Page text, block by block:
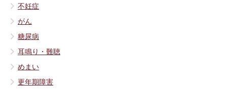
不妊症
がん
糖尿病
耳鳴り・難聴
めまい
更年期障害